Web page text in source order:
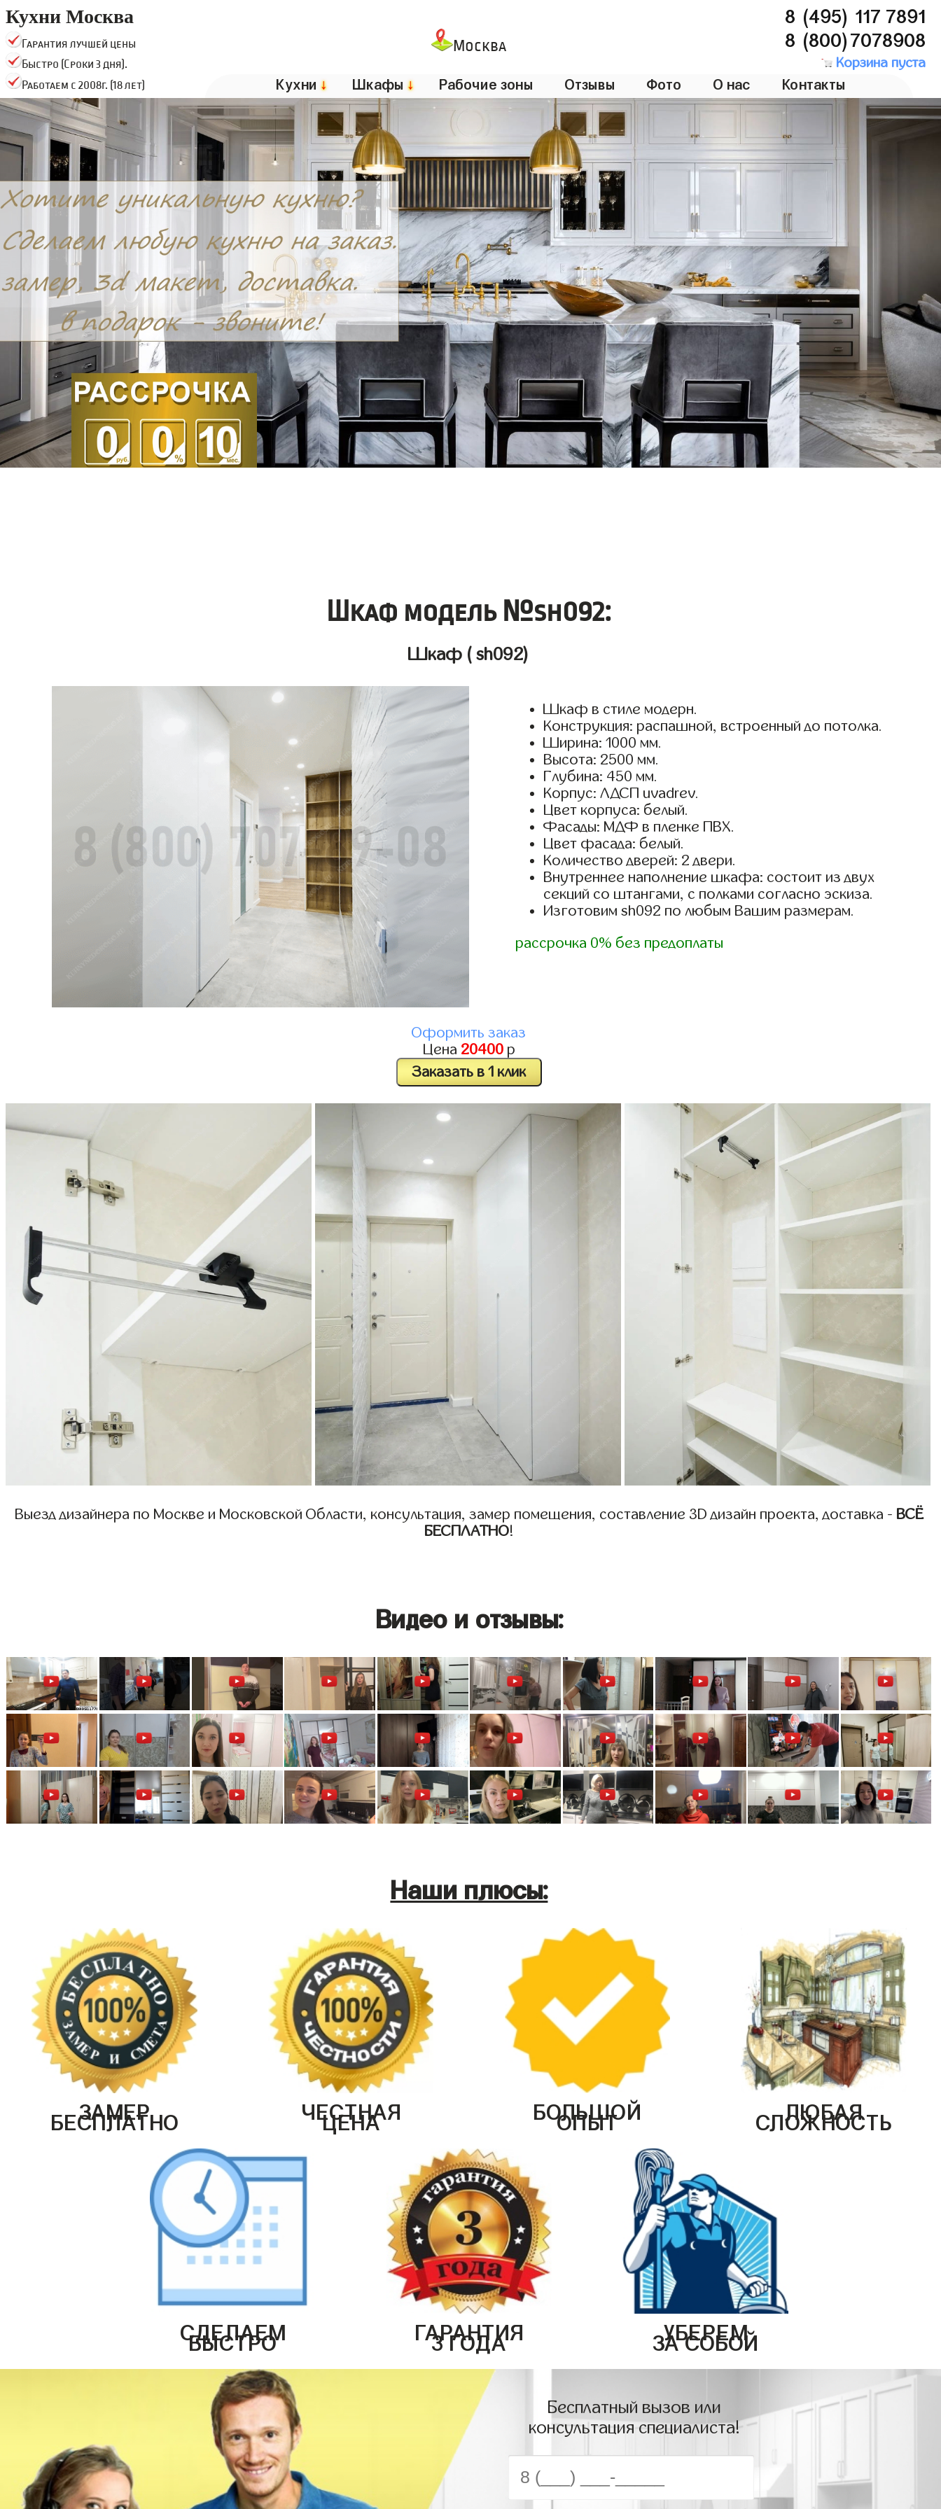
Кухни Москва
Гарантия лучшей цены
Быстро (Сроки 3 дня).
Работаем с 2008г. (18 лет)
Москва
8 (495) 117 7891
8 (800)7078908
Корзина пуста
Кухни↓ Шкафы↓ Рабочие зоны Отзывы Фото О нас Контакты
Шкаф модель №sh092:
Шкаф ( sh092)
Шкаф в стиле модерн.
Конструкция: распашной, встроенный до потолка.
Ширина: 1000 мм.
Высота: 2500 мм.
Глубина: 450 мм.
Корпус: ЛДСП uvadrev.
Цвет корпуса: белый.
Фасады: МДФ в пленке ПВХ.
Цвет фасада: белый.
Количество дверей: 2 двери.
Внутреннее наполнение шкафа: состоит из двух
секций со штангами, с полками согласно эскиза.
Изготовим sh092 по любым Вашим размерам.
рассрочка 0% без предоплаты
Оформить заказ
Цена 20400р
Заказать в 1 клик
Выезд дизайнера по Москве и Московской Области, консультация, замер помещения, составление 3D дизайн проекта, доставка - ВСЁ
БЕСПЛАТНО!
Видео и отзывы:
Наши плюсы:
ЗАМЕР
БЕСПЛАТНО ЧЕСТНАЯ
ЦЕНА БОЛЬШОЙ
ОПЫТ ЛЮБАЯ
СЛОЖНОСТЬ
СДЕЛАЕМ
БЫСТРО ГАРАНТИЯ
3 ГОДА УБЕРЕМ
ЗА СОБОЙ
Бесплатный вызов или
консультация специалиста!